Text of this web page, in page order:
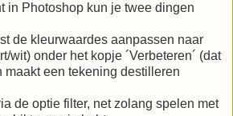
in Photoshop kun je twee dingen
de kleurwaardes aanpassen naar
wit) onder het kopje ´Verbeteren´ (dat
maakt een tekening destilleren
de optie filter, net zolang spelen met